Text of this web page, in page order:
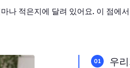
나 적은지에 달려 있어요. 이 점
01 우